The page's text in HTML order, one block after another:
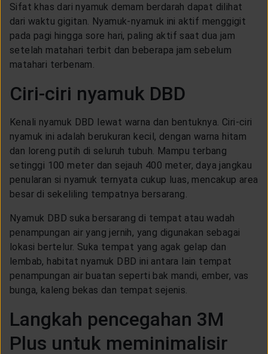
Sifat khas dari nyamuk demam berdarah dapat dilihat
dari waktu gigitan. Nyamuk-nyamuk ini aktif menggigit
pada pagi hingga sore hari, paling aktif saat dua jam
setelah matahari terbit dan beberapa jam sebelum
matahari terbenam.
Ciri-ciri nyamuk DBD
Kenali nyamuk DBD lewat warna dan bentuknya. Ciri-ciri
nyamuk ini adalah berukuran kecil, dengan warna hitam
dan loreng putih di seluruh tubuh. Mampu terbang
setinggi 100 meter dan sejauh 400 meter, daya jangkau
penularan si nyamuk ternyata cukup luas, mencakup area
besar di sekeliling tempatnya bersarang.
Nyamuk DBD suka bersarang di tempat atau wadah
penampungan air yang jernih, yang digunakan sebagai
lokasi bertelur. Suka tempat yang agak gelap dan
lembab, habitat nyamuk DBD ini antara lain tempat
penampungan air buatan seperti bak mandi, ember, vas
bunga, kaleng bekas dan tempat sejenis.
Langkah pencegahan 3M
Plus untuk meminimalisir